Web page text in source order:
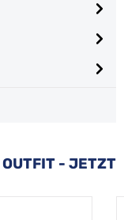
OUTFIT - JETZT